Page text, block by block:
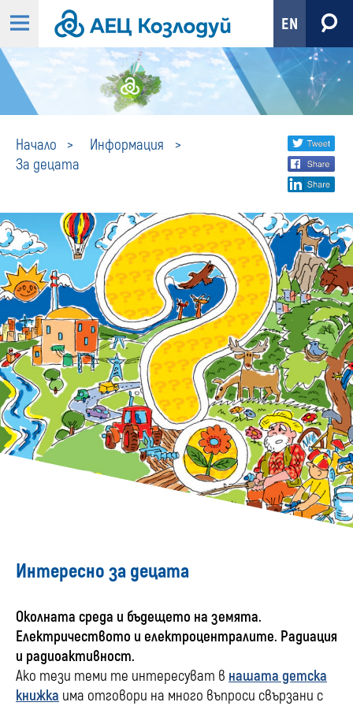
EN
Начало
Информация
За децата
За
Share
social
media
Интересно за децата
Околната среда и бъдещето на земята.
Електричеството и електроцентралите. Радиация
и радиоактивност.
Ако тези теми те интересуват в нашата детска
книжка има отговори на много въпроси свързани с